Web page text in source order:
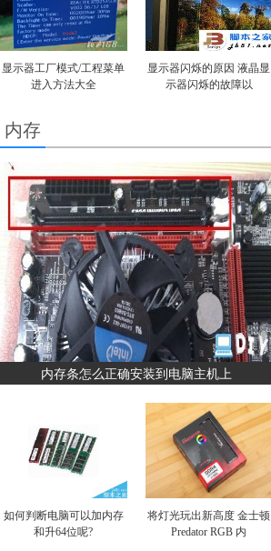
显示器工厂模式/工程菜单
进入方法大全
显示器闪烁的原因 液晶显
示器闪烁的故障以
内存
内存条怎么正确安装到电脑主机上
如何判断电脑可以加内存
和升64位呢?
将灯光玩出新高度 金士顿
Predator RGB 内